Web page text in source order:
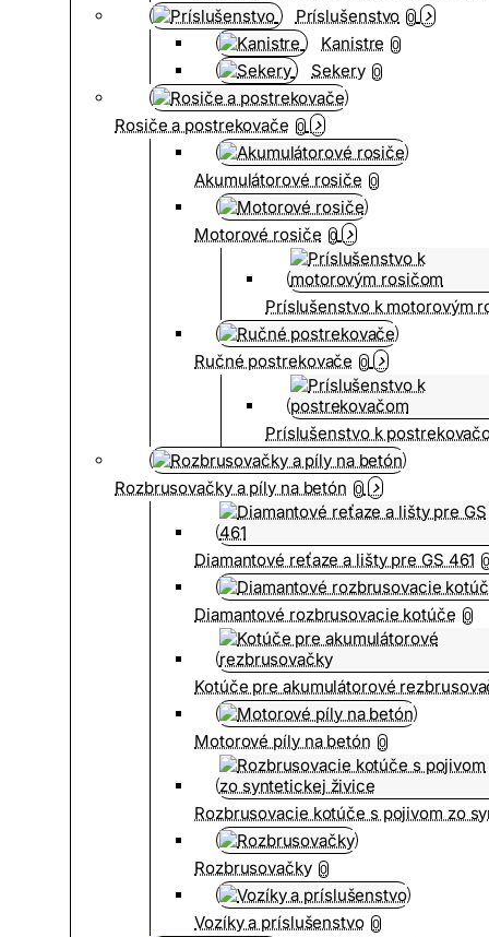
Príslušenstvo 0
Kanistre 0
Sekery 0
Rosiče a postrekovače 0
Akumulátorové rosiče 0
Motorové rosiče 0
Príslušenstvo k motorovým
Ručné postrekovače 0
Príslušenstvo k
Rozbrusovačky a píly na betón 0
Diamantové reťaze a lišty pre GS 461
Diamantové rozbrusovacie kotúče 0
Kotúče pre akumulátorové
Motorové píly na betón 0
Rozbrusovacie kotúče s pojivom zo
Rozbrusovačky 0
Vozíky a príslušenstvo 0